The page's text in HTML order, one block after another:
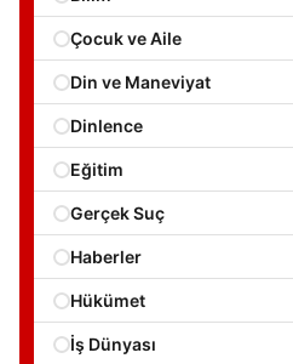
Çocuk ve Aile
Din ve Maneviyat
Dinlence
Eğitim
Gerçek Suç
Haberler
Hükümet
İş Dünyası